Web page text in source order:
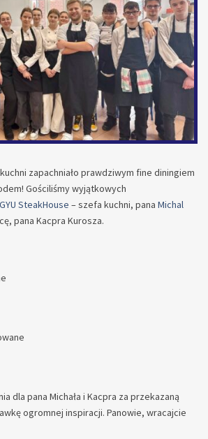
zapachniało prawdziwym fine diningiem
Gościliśmy wyjątkowych
SteakHouse – szefa kuchni, pana Michal
pana Kacpra Kurosza.
dla pana Michała i Kacpra za przekazaną
ogromnej inspiracji. Panowie, wracajcie